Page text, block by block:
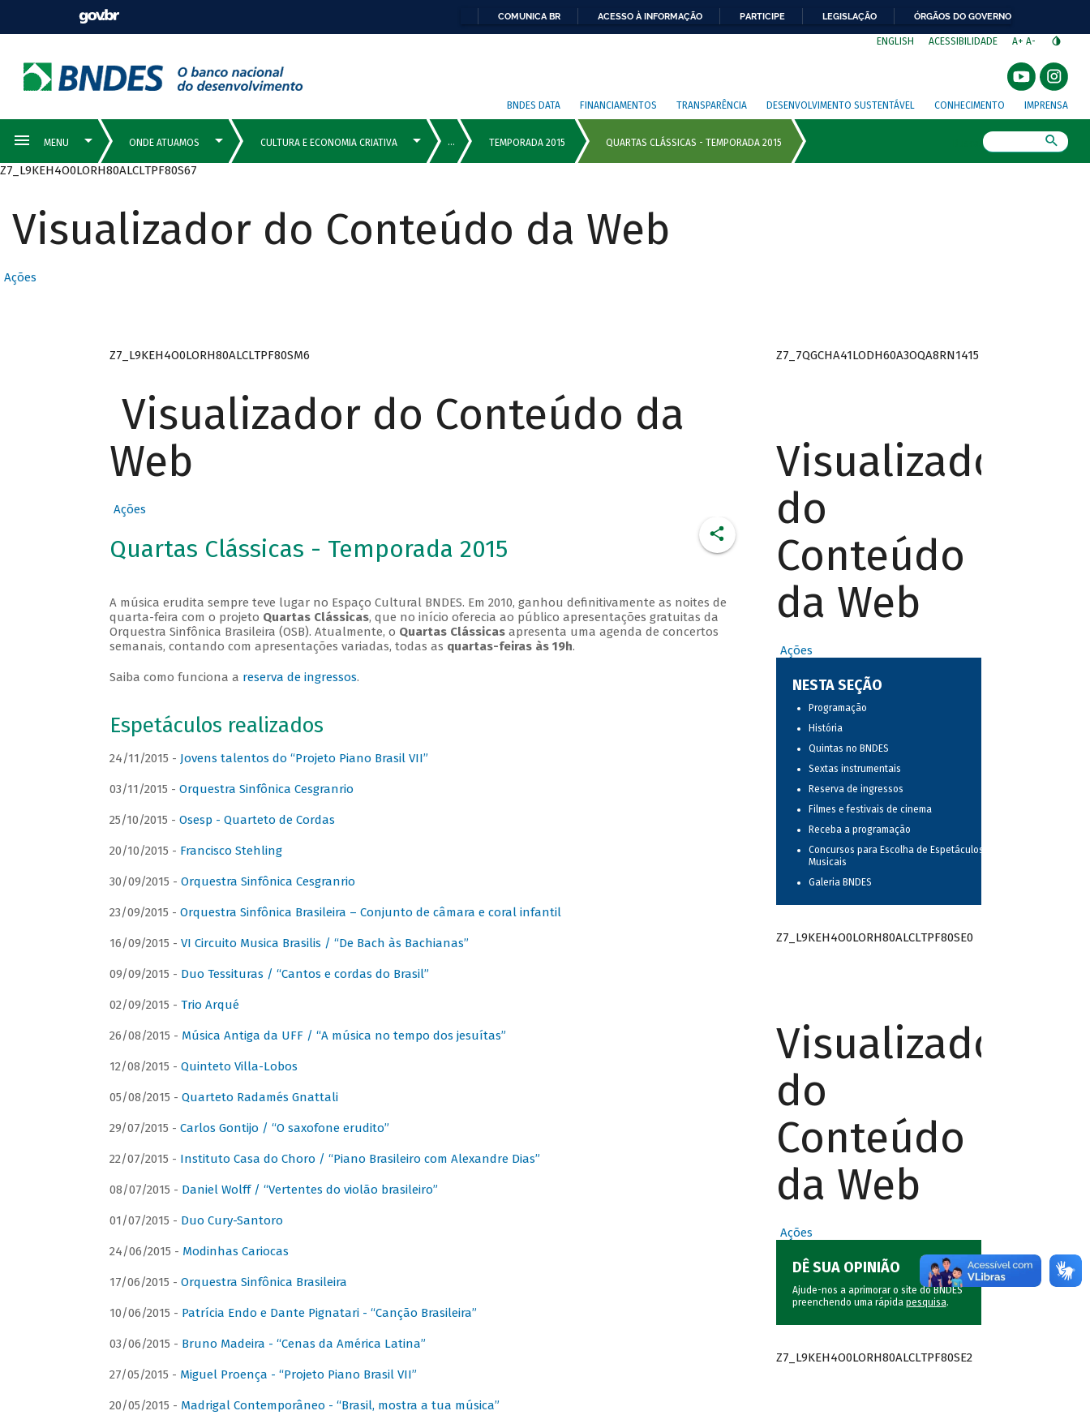
COMUNICA BR ACESSO À INFORMAÇÃO PARTICIPE LEGISLAÇÃO ÓRGÃOS DO GOVERNO
ENGLISH ACESSIBILIDADE A+ A-
BNDES DATA FINANCIAMENTOS TRANSPARÊNCIA DESENVOLVIMENTO SUSTENTÁVEL CONHECIMENTO IMPRENSA
Z7_L9KEH4O0LORH80ALCLTPF80S67
Visualizador do Conteúdo da Web
Ações
Z7_L9KEH4O0LORH80ALCLTPF80SM6
Visualizador do Conteúdo da
Web
Ações
Quartas Clássicas - Temporada 2015
A música erudita sempre teve lugar no Espaço Cultural BNDES. Em 2010, ganhou definitivamente as noites de
quarta-feira com o projeto Quartas Clássicas, que no início oferecia ao público apresentações gratuitas da
Orquestra Sinfônica Brasileira (OSB). Atualmente, o Quartas Clássicasapresenta uma agenda de concertos
semanais, contando com apresentações variadas, todas as quartas-feiras às 19h.
Saiba como funciona a reserva de ingressos.
Espetáculos realizados
24/11/2015 - Jovens talentos do “Projeto Piano Brasil VII”
03/11/2015 - Orquestra Sinfônica Cesgranrio
25/10/2015 - Osesp - Quarteto de Cordas
20/10/2015 - Francisco Stehling
30/09/2015 - Orquestra Sinfônica Cesgranrio
23/09/2015 - Orquestra Sinfônica Brasileira – Conjunto de câmara e coral infantil
16/09/2015 - VI Circuito Musica Brasilis / “De Bach às Bachianas”
09/09/2015 - Duo Tessituras / “Cantos e cordas do Brasil”
02/09/2015 - Trio Arqué
26/08/2015 - Música Antiga da UFF / “A música no tempo dos jesuítas”
12/08/2015 - Quinteto Villa-Lobos
05/08/2015 - Quarteto Radamés Gnattali
29/07/2015 - Carlos Gontijo / “O saxofone erudito”
22/07/2015 - Instituto Casa do Choro / “Piano Brasileiro com Alexandre Dias”
08/07/2015 - Daniel Wolff / “Vertentes do violão brasileiro”
01/07/2015 - Duo Cury-Santoro
24/06/2015 - Modinhas Cariocas
17/06/2015 - Orquestra Sinfônica Brasileira
10/06/2015 - Patrícia Endo e Dante Pignatari - “Canção Brasileira”
03/06/2015 - Bruno Madeira - “Cenas da América Latina”
27/05/2015 - Miguel Proença - “Projeto Piano Brasil VII”
20/05/2015 - Madrigal Contemporâneo - “Brasil, mostra a tua música”
Z7_7QGCHA41LODH60A3OQA8RN1415
Visualizador
do
Conteúdo
da Web
Ações
NESTA SEÇÃO
Programação
História
Quintas no BNDES
Sextas instrumentais
Reserva de ingressos
Filmes e festivais de cinema
Receba a programação
Concursos para Escolha de Espetáculos
Musicais
Galeria BNDES
Z7_L9KEH4O0LORH80ALCLTPF80SE0
Visualizador
do
Conteúdo
da Web
Ações
DÊ SUA OPINIÃO
Ajude-nos a aprimorar o site do BNDES
preenchendo uma rápida pesquisa.
Z7_L9KEH4O0LORH80ALCLTPF80SE2